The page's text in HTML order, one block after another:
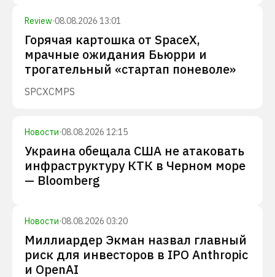
Review·08.08.2026 13:01
Горячая картошка от SpaceX,
мрачные ожидания Бьюрри и
трогательный «стартап поневоле»
SPCXCMPS
Новости·08.08.2026 12:15
Украина обещала США не атаковать
инфраструктуру КТК в Черном море
— Bloomberg
Новости·08.08.2026 03:20
Миллиардер Экман назвал главный
риск для инвесторов в IPO Anthropic
и OpenAI